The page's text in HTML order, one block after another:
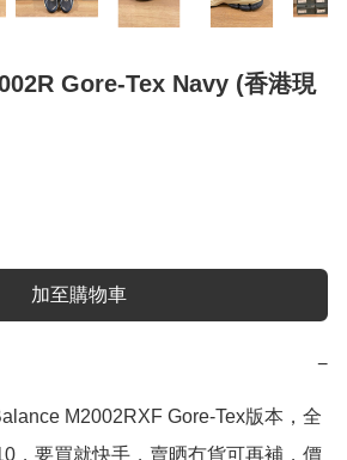
Gore-Tex Navy (香港現
加至購物車
−
M2002RXF Gore-Tex版本，全
，要買就快手，賣晒冇貨可再補，價